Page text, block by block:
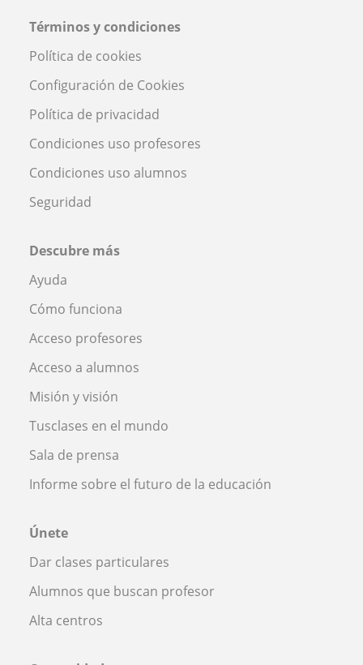
Términos y condiciones
Política de cookies
Configuración de Cookies
Política de privacidad
Condiciones uso profesores
Condiciones uso alumnos
Seguridad
Descubre más
Ayuda
Cómo funciona
Acceso profesores
Acceso a alumnos
Misión y visión
Tusclases en el mundo
Sala de prensa
Informe sobre el futuro de la educación
Únete
Dar clases particulares
Alumnos que buscan profesor
Alta centros